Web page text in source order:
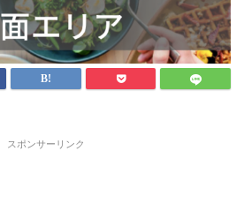
スポンサーリンク